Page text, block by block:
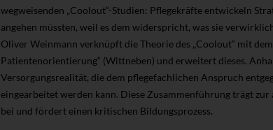
wegweisenden „Coolout“-Studien: Pflegekräfte entwickeln
angehen müssten, weil es dem widerspricht, was sie
Oliver Weinmann verknüpft die Theorie des „Coolout“ mit
Patientenorientierung“ (Wittneben) und erweitert dieses.
Versorgungsrealität, die dem pflegefachlichen Anspruch
eingearbeitet werden kann. Diese Zusammenführung trägt
bei und fördert einen kritischen Bildungsprozess.